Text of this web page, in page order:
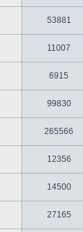
53881
11007
6915
99830
265566
12356
14500
27165